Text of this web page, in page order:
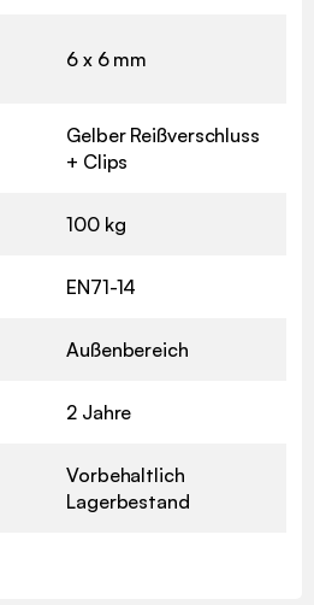
6 x 6 mm
Gelber Reißverschluss
+ Clips
100 kg
EN71-14
Außenbereich
2 Jahre
Vorbehaltlich
Lagerbestand